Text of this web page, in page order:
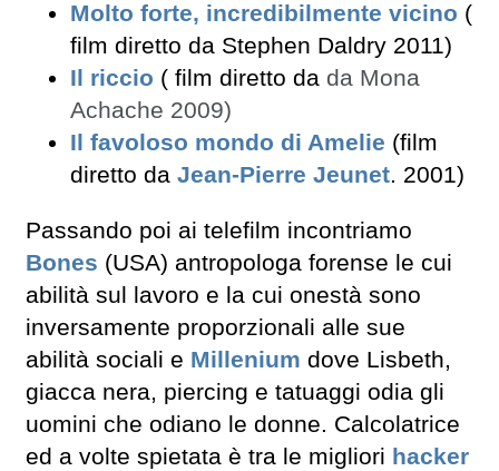
Molto forte, incredibilmente vicino (
film diretto da Stephen Daldry 2011)
Il riccio ( film diretto da da Mona
Achache 2009)
Il favoloso mondo di Amelie (film
diretto da Jean-Pierre Jeunet. 2001)
Passando poi ai telefilm incontriamo
Bones (USA) antropologa forense le cui
abilità sul lavoro e la cui onestà sono
inversamente proporzionali alle sue
abilità sociali e Millenium dove Lisbeth,
giacca nera, piercing e tatuaggi odia gli
uomini che odiano le donne. Calcolatrice
ed a volte spietata è tra le migliori hacker